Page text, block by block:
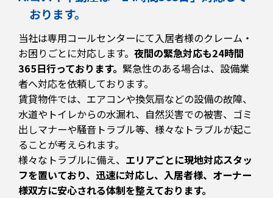
おります。
当社は専用コールセンターにて入居者様のクレーム・
お困りごとに対応します。 夜間の緊急対応も24時間
365日行っております。 緊急性のある場合は、設備業
者へ対応を依頼しております。
賃貸物件では、エアコンや換気扇などの設備の故障、
水道やトイレからの水漏れ、自然災害での被害、ゴミ
出しマナーや騒音トラブル等、様々なトラブルが起こ
ることが考えられます。
様々なトラブルに備え、 エリアごとに現地対応スタッ
フを置いており、迅速に対応し、入居者様、オーナー
様双方に安心される体制を整えております。